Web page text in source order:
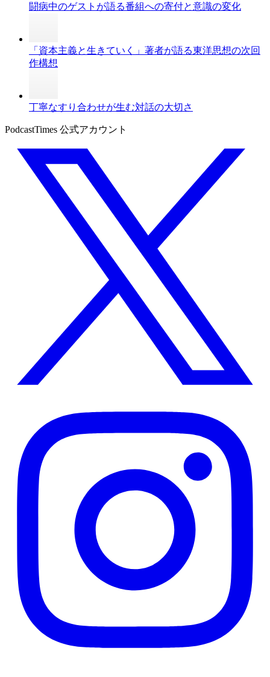
闘病中のゲストが語る番組への寄付と意識の変化
「資本主義と生きていく」著者が語る東洋思想の次回
作構想
丁寧なすり合わせが生む対話の大切さ
PodcastTimes 公式アカウント